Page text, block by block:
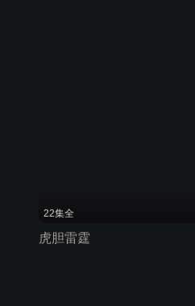
22集全
虎胆雷霆